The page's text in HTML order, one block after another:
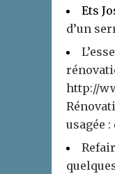
Ets
d’un
http://
usagée